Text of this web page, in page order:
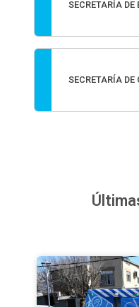
SECRETARÍA
SECRETARÍA